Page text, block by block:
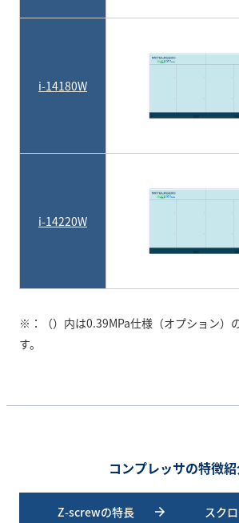
i-14180W
i-14220W
※：（）内は0.39MPa仕様（オプション）
す。
コンプレッサの特徴
Z-screwの特長 スク